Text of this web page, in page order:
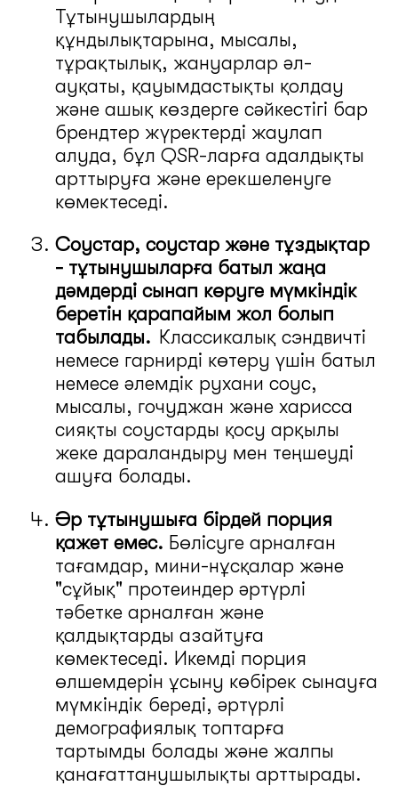
Тұтынушылардың
құндылықтарына, мысалы,
тұрақтылық, жануарлар әл-
ауқаты, қауымдастықты қолдау
және ашық көздерге сәйкестігі бар
брендтер жүректерді жаулап
алуда, бұл QSR-ларға адалдықты
арттыруға және ерекшеленуге
көмектеседі.
Соустар, соустар және тұздықтар
- тұтынушыларға батыл жаңа
дәмдерді сынап көруге мүмкіндік
беретін қарапайым жол болып
табылады. Классикалық сэндвичті
немесе гарнирді көтеру үшін батыл
немесе әлемдік рухани соус,
мысалы, гочуджан және харисса
сияқты соустарды қосу арқылы
жеке дараландыру мен теңшеуді
ашуға болады.
Әр тұтынушыға бірдей порция
қажет емес. Бөлісуге арналған
тағамдар, мини-нұсқалар және
"сұйық" протеиндер әртүрлі
тәбетке арналған және
қалдықтарды азайтуға
көмектеседі. Икемді порция
өлшемдерін ұсыну көбірек сынауға
мүмкіндік береді, әртүрлі
демографиялық топтарға
тартымды болады және жалпы
қанағаттанушылықты арттырады.